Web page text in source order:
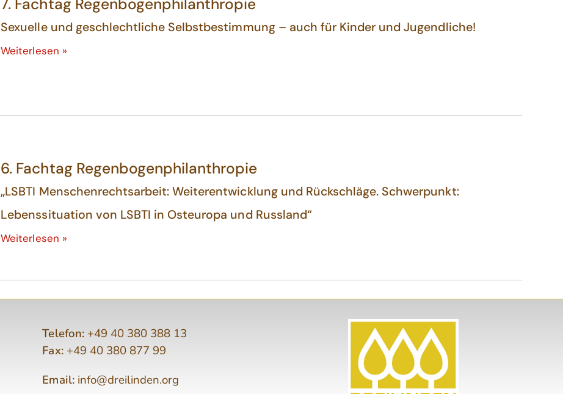
7. Fachtag Regenbogenphilanthropie
Sexuelle und geschlechtliche Selbstbestimmung – auch für Kinder und Jugendliche!
Weiterlesen »
6. Fachtag Regenbogenphilanthropie
„LSBTI Menschenrechtsarbeit: Weiterentwicklung und Rückschläge. Schwerpunkt:
Lebenssituation von LSBTI in Osteuropa und Russland“
Weiterlesen »
Telefon:+49 40 380 388 13
Fax:+49 40 380 877 99
Email: info@dreilinden.org